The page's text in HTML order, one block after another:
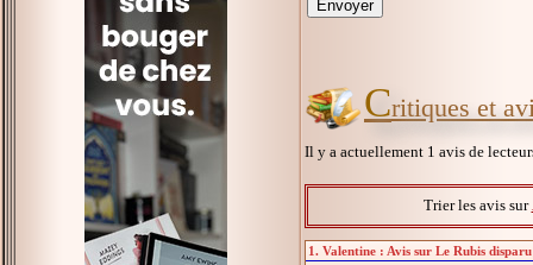
Critiques et
Il y a actuellement 1 avis de
Trier les avis sur
1. Valentine : Avis sur Le Rubis